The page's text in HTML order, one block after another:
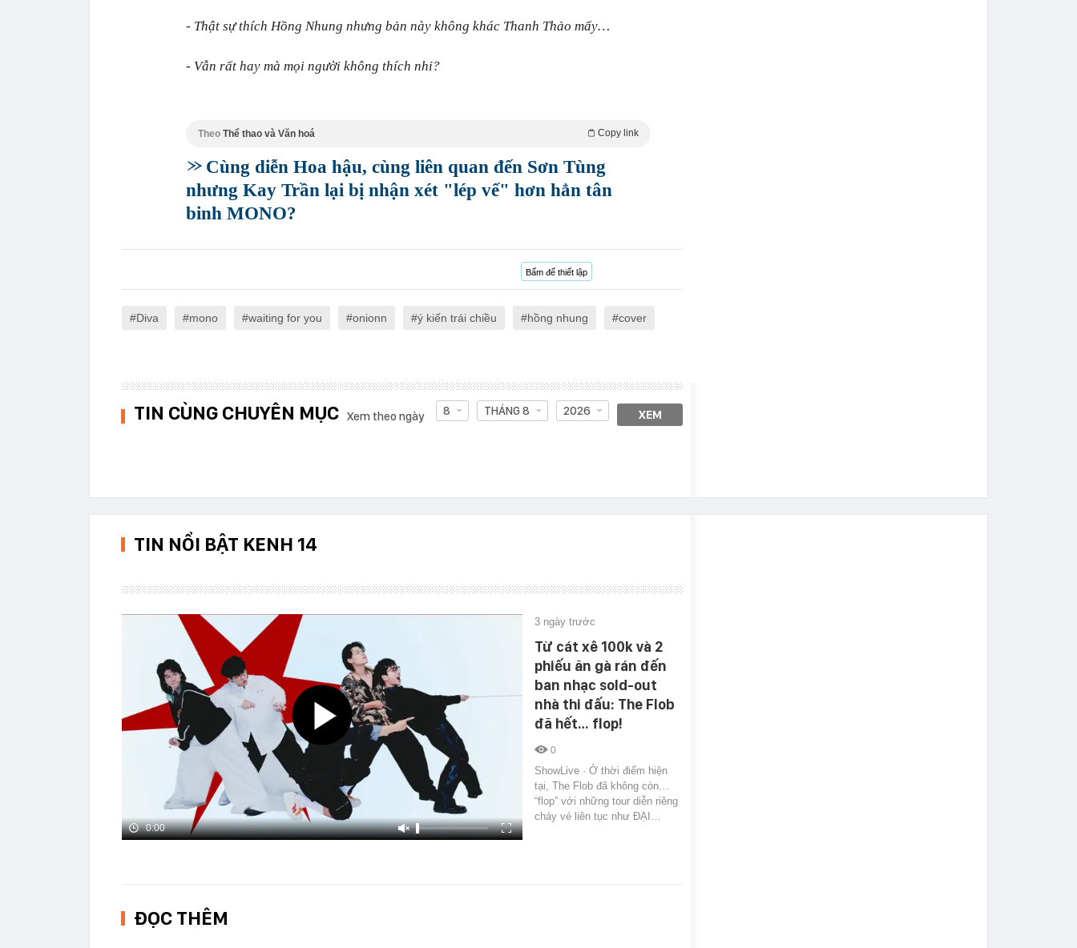
- Thật sự thích Hồng Nhung nhưng bản này không khác Thanh Thảo mấy…
- Vẫn rất hay mà mọi người không thích nhỉ?
Theo Thể thao và Văn hoá Copy link
Cùng diễn Hoa hậu, cùng liên quan đến Sơn Tùng
nhưng Kay Trần lại bị nhận xét "lép vế" hơn hẳn tân
binh MONO?
Bấm để thiết lập
Diva mono waiting for you onionn ý kiến trái chiều hồng nhung cover
TIN CÙNG CHUYÊN MỤC Xem theo ngày 8 THÁNG 8 2026 XEM
TIN NỔI BẬT KENH 14
0:00
3 ngày trước
Từ cát xê 100k và 2
phiếu ăn gà rán đến
ban nhạc sold-out
nhà thi đấu: The Flob
đã hết… flop!
0
ShowLive · Ở thời điểm hiện
tại, The Flob đã không còn…
“flop” với những tour diễn riêng
cháy vé liên tục như ĐẠI…
ĐỌC THÊM